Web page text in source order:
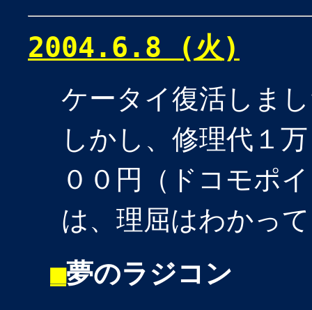
2004.6.8 (火)
ケータイ復活しま
しかし、修理代１
００円（ドコモポ
は、理屈はわかっ
■夢のラジコン